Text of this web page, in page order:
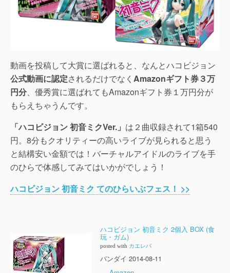
動画を投稿して大賞に選ばれると、なんとハコビジョン
公式動画に認定されるだけでなく Amazonギフト券３万
円分、優秀賞に選ばれてもAmazonギフト券１万円分が
もらえちゃうんです。
「ハコビジョン 初音ミクVer.」 は２曲収録されて1箱540
円。8分もクオリティーの高いライブが見られると思う
と結構安い金額では！バーチャルアイドルのライブを手
のひらで体感してみてはいかがでしょう！
ハコビジョン 初音ミク てのひらいぶフェス！ >>
ハコビジョン 初音ミク 2個入 BOX (食
玩・ガム)
posted with カエレバ
バンダイ 2014-08-11